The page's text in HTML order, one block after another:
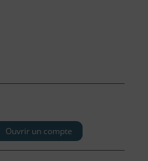
Ouvrir un compte